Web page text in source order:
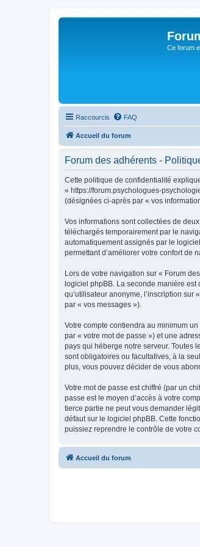
Ce forum
Raccourcis FAQ
Accueil du forum
Forum des adhérents -
Cette politique de confidentialité
« https://forum.psychologues-
(désignées ci-après par « vos
Vos informations sont collectées de
téléchargés temporairement par le
automatiquement assignés par le
permettant d’améliorer votre confort de
Lors de votre navigation sur « Forum
logiciel phpBB. La seconde manière
qu’utilisateur anonyme, l’inscription
par « vos messages »).
Votre compte contiendra au minimum
par « votre mot de passe ») et une
pays qui héberge notre serveur. Toutes
sont obligatoires ou facultatives, à la
plus, vous pouvez décider de vous
Votre mot de passe est chiffré (par un
passe est le moyen d’accès à votre
tierce partie ne peut vous demander
défaut sur le logiciel phpBB. Cette
puissiez reprendre le contrôle de votre
Accueil du forum